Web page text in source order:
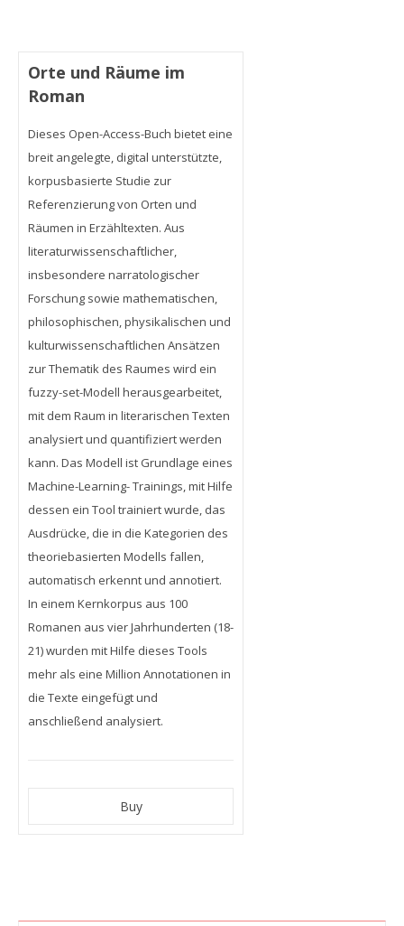
Orte und Räume im
Roman
Dieses Open-Access-Buch bietet eine
breit angelegte, digital unterstützte,
korpusbasierte Studie zur
Referenzierung von Orten und
Räumen in Erzähltexten. Aus
literaturwissenschaftlicher,
insbesondere narratologischer
Forschung sowie mathematischen,
philosophischen, physikalischen und
kulturwissenschaftlichen Ansätzen
zur Thematik des Raumes wird ein
fuzzy-set-Modell herausgearbeitet,
mit dem Raum in literarischen Texten
analysiert und quantifiziert werden
kann. Das Modell ist Grundlage eines
Machine-Learning- Trainings, mit Hilfe
dessen ein Tool trainiert wurde, das
Ausdrücke, die in die Kategorien des
theoriebasierten Modells fallen,
automatisch erkennt und annotiert.
In einem Kernkorpus aus 100
Romanen aus vier Jahrhunderten (18-
21) wurden mit Hilfe dieses Tools
mehr als eine Million Annotationen in
die Texte eingefügt und
anschließend analysiert.